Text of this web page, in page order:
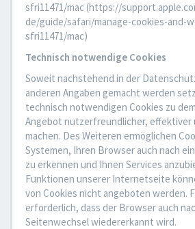
sfri11471/mac (https://
de/guide/safari/manage-cookies-and-
sfri11471/mac)
Technisch notwendige Cookies
Soweit nachstehend in der
anderen Angaben gemacht werden
technisch notwendigen Cookies zu
Angebot nutzerfreundlicher, effektiver
machen. Des Weiteren ermöglichen
Systemen, Ihren Browser auch nach
zu erkennen und Ihnen Services
Funktionen unserer Internetseite
von Cookies nicht angeboten werden.
erforderlich, dass der Browser auch
Seitenwechsel wiedererkannt wird.